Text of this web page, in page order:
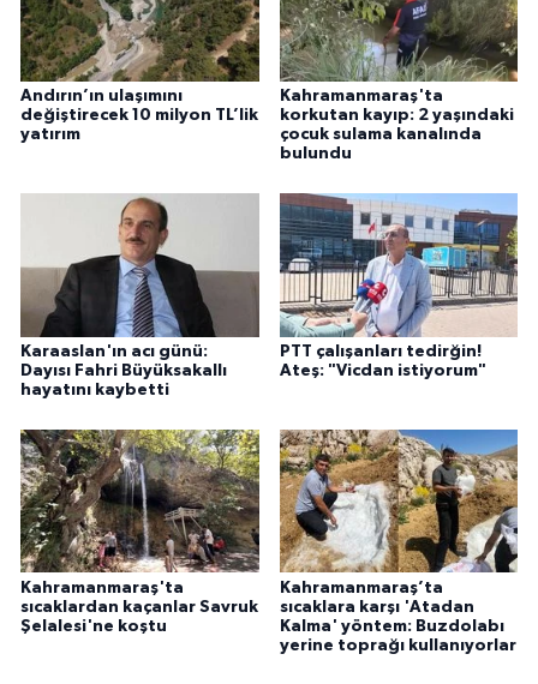
Andırın’ın ulaşımını
değiştirecek 10 milyon TL’lik
yatırım
Kahramanmaraş'ta
korkutan kayıp: 2 yaşındaki
çocuk sulama kanalında
bulundu
Karaaslan'ın acı günü:
Dayısı Fahri Büyüksakallı
hayatını kaybetti
PTT çalışanları tedirğin!
Ateş: "Vicdan istiyorum"
Kahramanmaraş'ta
sıcaklardan kaçanlar Savruk
Şelalesi'ne koştu
Kahramanmaraş’ta
sıcaklara karşı 'Atadan
Kalma' yöntem: Buzdolabı
yerine toprağı kullanıyorlar